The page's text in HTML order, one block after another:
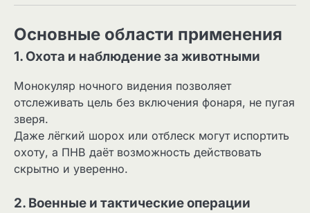
Основные области применения
1. Охота и наблюдение за животными
Монокуляр ночного видения позволяет
отслеживать цель без включения фонаря, не пугая
зверя.
Даже лёгкий шорох или отблеск могут испортить
охоту, а ПНВ даёт возможность действовать
скрытно и уверенно.
2. Военные и тактические операции